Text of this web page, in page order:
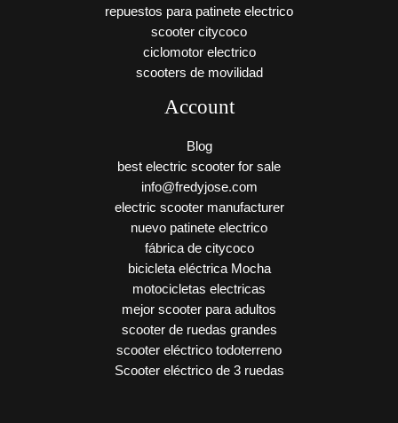
repuestos para patinete electrico
scooter citycoco
ciclomotor electrico
scooters de movilidad
Account
Blog
best electric scooter for sale
info@fredyjose.com
electric scooter manufacturer
nuevo patinete electrico
fábrica de citycoco
bicicleta eléctrica Mocha
motocicletas electricas
mejor scooter para adultos
scooter de ruedas grandes
scooter eléctrico todoterreno
Scooter eléctrico de 3 ruedas